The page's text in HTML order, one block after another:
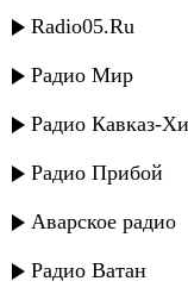
Radio05.Ru
Радио Мир
Радио Кавказ-
Радио Прибой
Аварское радио
Радио Ватан
Мадани
Мадани
Мадани
Мадани